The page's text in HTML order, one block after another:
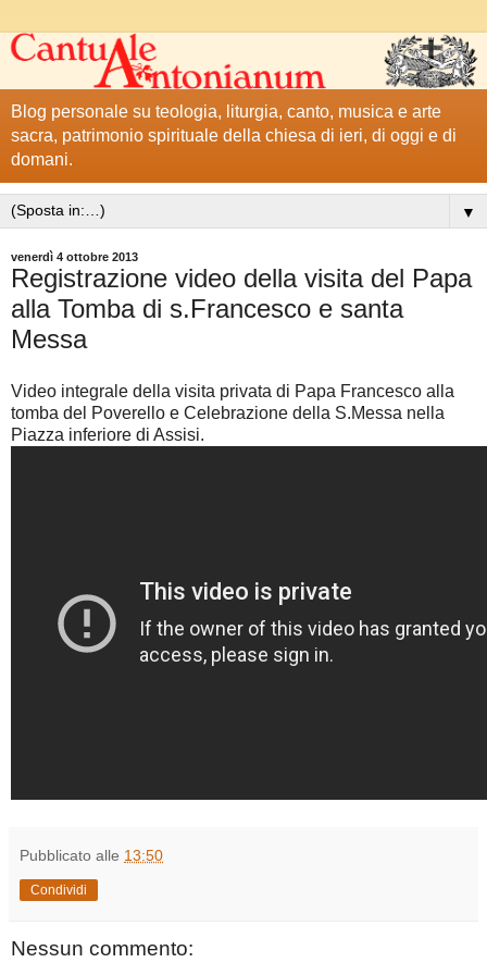
Blog personale su teologia, liturgia, canto, musica e arte
sacra, patrimonio spirituale della chiesa di ieri, di oggi e di
domani.
▼
venerdì 4 ottobre 2013
Registrazione video della visita del Papa
alla Tomba di s.Francesco e santa
Messa
Video integrale della visita privata di Papa Francesco alla
tomba del Poverello e Celebrazione della S.Messa nella
Piazza inferiore di Assisi.
Pubblicato alle 13:50
Condividi
Nessun commento: